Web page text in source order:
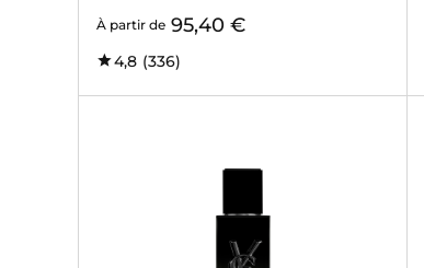
À partir de 95,40 €
4,8 (336)